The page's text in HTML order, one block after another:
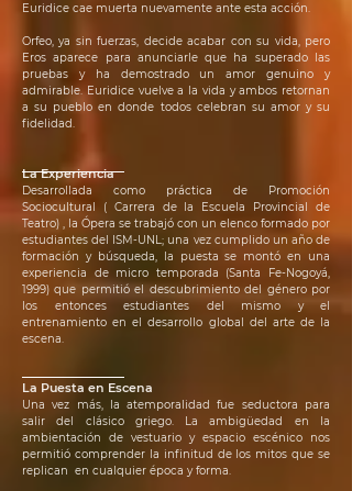
Euridice cae muerta nuevamente ante esta acción.
Orfeo, ya sin fuerzas, decide acabar con su vida, pero
Eros aparece para anunciarle que ha superado las
pruebas y ha demostrado un amor genuino y
admirable. Euridice vuelve a la vida y ambos retornan
a su pueblo en donde todos celebran su amor y su
fidelidad.
La Experiencia
Desarrollada como práctica de Promoción
Sociocultural ( Carrera de la Escuela Provincial de
Teatro) , la Ópera se trabajó con un elenco formado por
estudiantes del ISM-UNL; una vez cumplido un año de
formación y búsqueda, la puesta se montó en una
experiencia de micro temporada (Santa Fe-Nogoyá,
1999) que permitió el descubrimiento del género por
los entonces estudiantes del mismo y el
entrenamiento en el desarrollo global del arte de la
escena.
La Puesta en Escena
Una vez más, la atemporalidad fue seductora para
salir del clásico griego. La ambigüedad en la
ambientación de vestuario y espacio escénico nos
permitió comprender la infinitud de los mitos que se
replican en cualquier época y forma.